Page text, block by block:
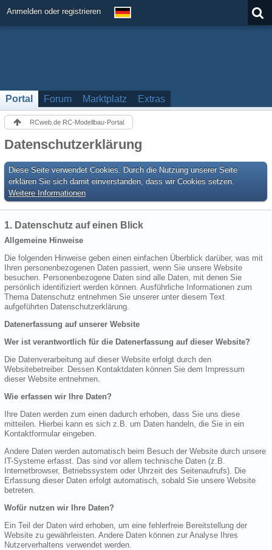
Anmelden oder registrieren
Portal Forum Marktplatz Extras
RCweb.de RC-Modellbau-Portal
Datenschutzerklärung
Diese Seite verwendet Cookies. Durch die Nutzung unserer Seite
erklären Sie sich damit einverstanden, dass wir Cookies setzen.
Weitere Informationen
1. Datenschutz auf einen Blick
Allgemeine Hinweise
Die folgenden Hinweise geben einen einfachen Überblick darüber, was mit
Ihren personenbezogenen Daten passiert, wenn Sie unsere Website
besuchen. Personenbezogene Daten sind alle Daten, mit denen Sie
persönlich identifiziert werden können. Ausführliche Informationen zum
Thema Datenschutz entnehmen Sie unserer unter diesem Text
aufgeführten Datenschutzerklärung.
Datenerfassung auf unserer Website
Wer ist verantwortlich für die Datenerfassung auf dieser Website?
Die Datenverarbeitung auf dieser Website erfolgt durch den
Websitebetreiber. Dessen Kontaktdaten können Sie dem Impressum
dieser Website entnehmen.
Wie erfassen wir Ihre Daten?
Ihre Daten werden zum einen dadurch erhoben, dass Sie uns diese
mitteilen. Hierbei kann es sich z.B. um Daten handeln, die Sie in ein
Kontaktformular eingeben.
Andere Daten werden automatisch beim Besuch der Website durch unsere
IT-Systeme erfasst. Das sind vor allem technische Daten (z.B.
Internetbrowser, Betriebssystem oder Uhrzeit des Seitenaufrufs). Die
Erfassung dieser Daten erfolgt automatisch, sobald Sie unsere Website
betreten.
Wofür nutzen wir Ihre Daten?
Ein Teil der Daten wird erhoben, um eine fehlerfreie Bereitstellung der
Website zu gewährleisten. Andere Daten können zur Analyse Ihres
Nutzerverhaltens verwendet werden.